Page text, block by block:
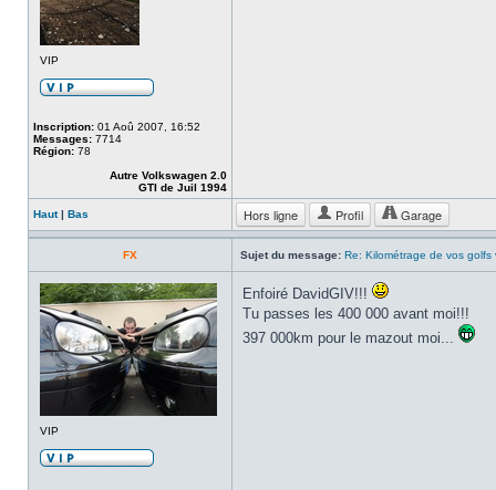
VIP
Inscription: 01 Aoû 2007, 16:52
Messages: 7714
Région: 78
Autre Volkswagen 2.0
GTI de Juil 1994
Haut| Bas Hors ligne Profil Garage
FX Sujet du message: Re: Kilométrage de vos golfs
VIP
Enfoiré DavidGIV!!!
Tu passes les 400 000 avant moi!!!
397 000km pour le mazout moi...